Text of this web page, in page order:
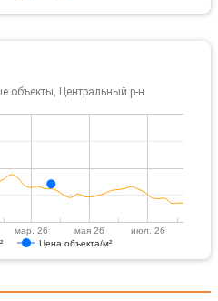
объекты, Центральный р-н
Цена объекта/м²
мар. 26 мая 26 июл. 26